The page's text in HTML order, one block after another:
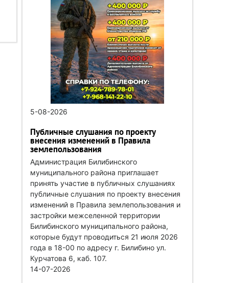
5-08-2026
Публичные слушания по проекту
внесения изменений в Правила
землепользования
Администрация Билибинского
муниципального района приглашает
принять участие в публичных слушаниях
публичные слушания по проекту внесения
изменений в Правила землепользования и
застройки межселенной территории
Билибинского муниципального района,
которые будут проводиться 21 июля 2026
года в 18-00 по адресу г. Билибино ул.
Курчатова 6, каб. 107.
14-07-2026